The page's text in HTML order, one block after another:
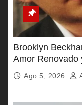
Brooklyn
Amor Renovado
Ago 5, 2026